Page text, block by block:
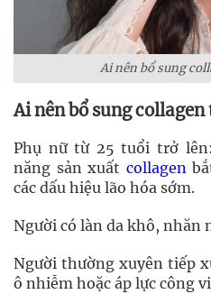
Ai nên bổ sung
Ai nên bổ sung
Phụ nữ từ 25 tuổi trở
năng sản xuất collagen
các dấu hiệu lão hóa sớm.
Người có làn da khô, nhăn
Người thường xuyên tiếp
ô nhiễm hoặc áp lực công